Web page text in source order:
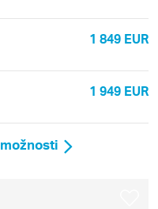
1 849 EUR
1 949 EUR